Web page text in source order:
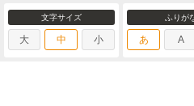
文字サイズ
大 中 小
ふりが
あ A